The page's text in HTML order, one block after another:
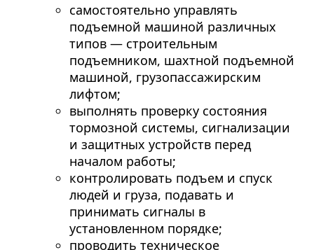
самостоятельно управлять
подъемной машиной различных
типов — строительным
подъемником, шахтной подъемной
машиной, грузопассажирским
лифтом;
выполнять проверку состояния
тормозной системы, сигнализации
и защитных устройств перед
началом работы;
контролировать подъем и спуск
людей и груза, подавать и
принимать сигналы в
установленном порядке;
проводить техническое